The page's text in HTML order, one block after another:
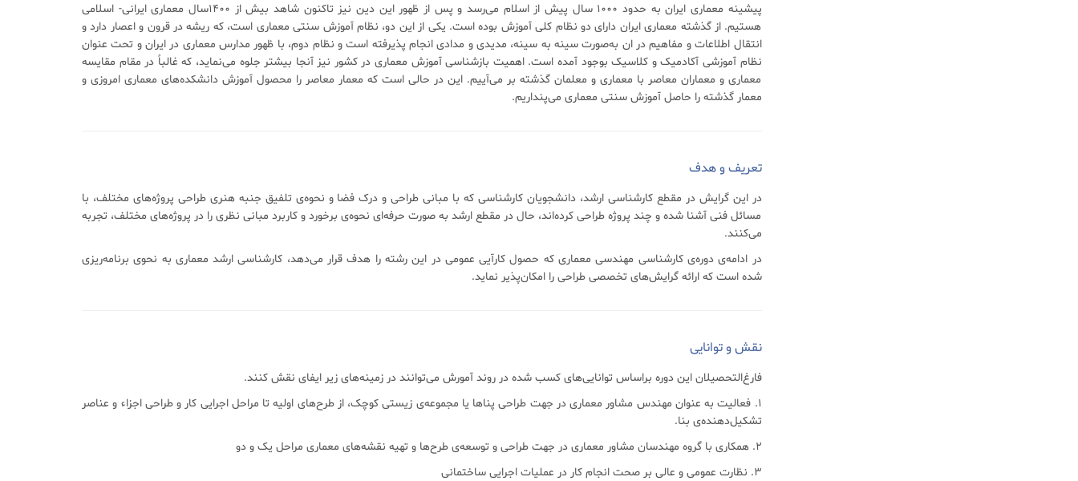
پیشینه معماری ایران به حدود ۱۰۰۰ سال پیش از اسلام می‌رسد و پس از ظهور این دین نیز تاکنون شاهد بیش از ۱۴۰۰سال معماری ایرانی- اسلامی
هستیم. از گذشته معماری ایران دارای دو نظام کلی آموزش بوده است. یکی از این دو، نظام آموزش سنتی معماری است، که ریشه در قرون و اعصار دارد و
انتقال اطلاعات و مفاهیم در ان به‌صورت سینه به سینه، مدیدی و مدادی انجام پذیرفته است و نظام دوم، با ظهور مدارس معماری در ایران و تحت عنوان
نظام آموزشی آکادمیک و کلاسیک بوجود آمده است. اهمیت بازشناسی آموزش معماری در کشور نیز آنجا بیشتر جلوه می‌نماید، که غالباً در مقام مقایسه
معماری و معماران معاصر با معماری و معلمان گذشته بر می‌آییم. این در حالی است که معمار معاصر را محصول آموزش دانشکده‌های معماری امروزی و
معمار گذشته را حاصل آموزش سنتی معماری می‌پنداریم.
تعریف و هدف
در این گرایش در مقطع کارشناسی ارشد، دانشجویان کارشناسی که با مبانی طراحی و درک فضا و نحوه‌ی تلفیق جنبه هنری طراحی پروژه‌های مختلف، با
مسائل فنی آشنا شده‌ و چند پروژه طراحی‌ کرده‌اند، حال در مقطع ارشد به صورت حرفه‌ای نحوه‌ی برخورد و کاربرد مبانی نظری را در پروژه‌های مختلف، تجربه
می‌کنند.
در ادامه‌ی دوره‌ی کارشناسی مهندسی معماری که حصول کارآیی عمومی در این رشته را هدف قرار می‌دهد، کارشناسی ارشد معماری به نحوی برنامه‌ریزی
شده است که ارائه گرایش‌های تخصصی طراحی را امکان‌پذیر نماید.
نقش و توانایی
فارغ‌التحصیلان این دوره براساس توانایی‌های کسب شده در روند آمورش می‌توانند در زمینه‌های زیر ایفای نقش کنند.
1. فعالیت به عنوان مهندس مشاور معماری در جهت طراحی پناها یا مجموعه‌ی زیستی کوچک، از طرح‌های اولیه تا مراحل اجرایی کار و طراحی اجزاء و عناصر
تشکیل‌دهنده‌ی بنا.
2. همکاری با گروه مهندسان مشاور معماری در جهت طراحی و توسعه‌ی طرح‌ها و تهیه نقشه‌های معماری مراحل یک و دو
3. نظارت عمومی و عالی بر صحت انجام کار در عملیات اجرایی ساختمانی